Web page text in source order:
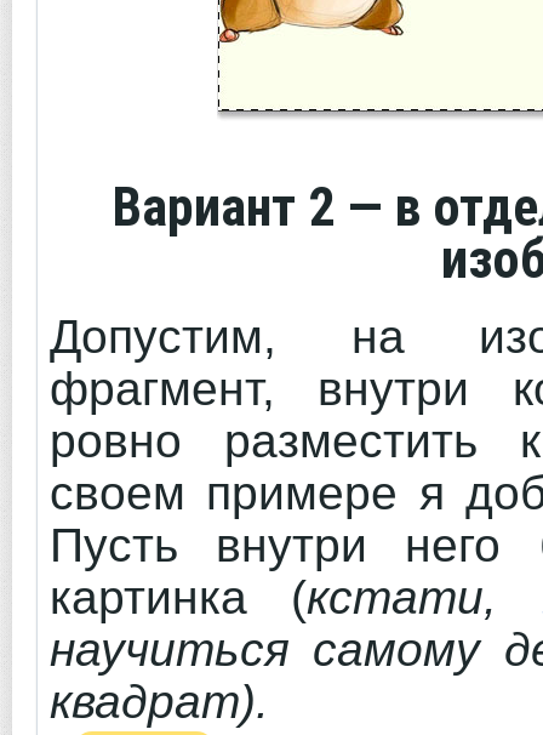
Вариант 2 — в
Допустим, на
фрагмент, внутри
ровно разместить
своем примере я
Пусть внутри него
картинка (кстати,
научиться самому
квадрат).